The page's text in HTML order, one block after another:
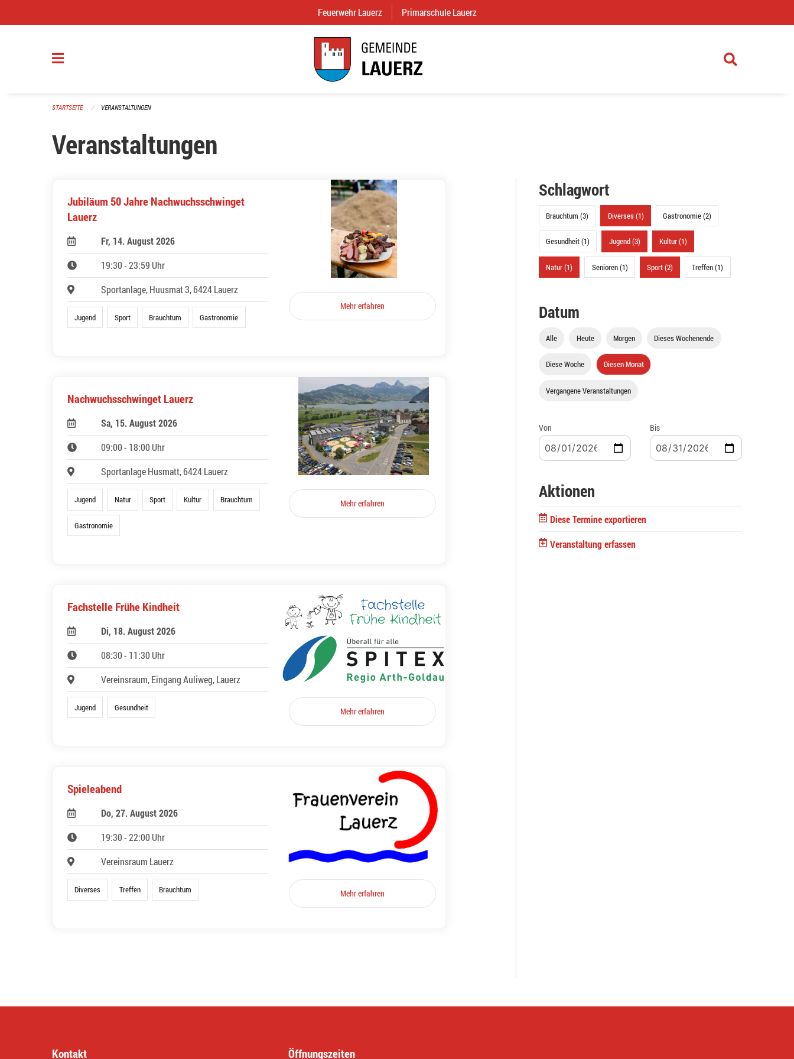
Feuerwehr Lauerz (External Link)
Primarschule Lauerz
STARTSEITE VERANSTALTUNGEN
Veranstaltungen
Jubiläum 50 Jahre Nachwuchsschwinget
Lauerz
Fr, 14. August 2026
19:30 - 23:59 Uhr
Sportanlage, Huusmat 3, 6424 Lauerz
Jugend Sport Brauchtum Gastronomie
Mehr erfahren
Nachwuchsschwinget Lauerz
Sa, 15. August 2026
09:00 - 18:00 Uhr
Sportanlage Husmatt, 6424 Lauerz
Jugend Natur Sport Kultur Brauchtum
Gastronomie
Mehr erfahren
Fachstelle Frühe Kindheit
Di, 18. August 2026
08:30 - 11:30 Uhr
Vereinsraum, Eingang Auliweg, Lauerz
Jugend Gesundheit Mehr erfahren
Spieleabend
Do, 27. August 2026
19:30 - 22:00 Uhr
Vereinsraum Lauerz
Diverses Treffen Brauchtum Mehr erfahren
Schlagwort
Brauchtum (3) Diverses (1) Gastronomie (2)
Gesundheit (1) Jugend (3) Kultur (1)
Natur (1) Senioren (1) Sport (2) Treffen (1)
Datum
Alle Heute Morgen Dieses Wochenende
Diese Woche Diesen Monat
Vergangene Veranstaltungen
Von Bis
Aktionen
Diese Termine exportieren
Veranstaltung erfassen
Kontakt Öffnungszeiten